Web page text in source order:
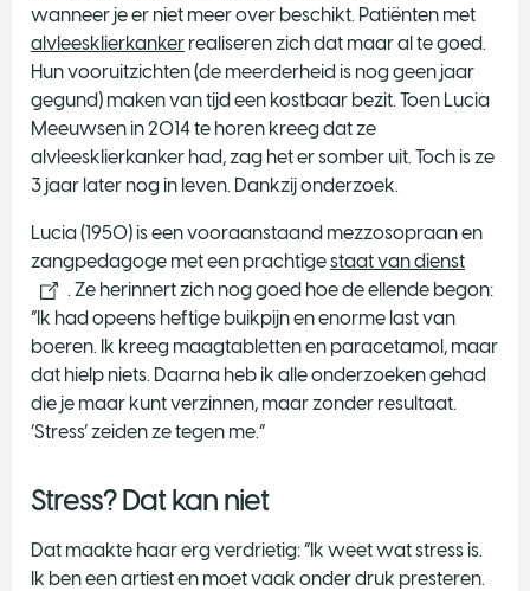
wanneer je er niet meer over beschikt. Patiënten met
alvleesklierkanker realiseren zich dat maar al te goed.
Hun vooruitzichten (de meerderheid is nog geen jaar
gegund) maken van tijd een kostbaar bezit. Toen Lucia
Meeuwsen in 2014 te horen kreeg dat ze
alvleesklierkanker had, zag het er somber uit. Toch is ze
3 jaar later nog in leven. Dankzij onderzoek.
Lucia (1950) is een vooraanstaand mezzosopraan en
zangpedagoge met een prachtigestaat van dienst
. Ze herinnert zich nog goed hoe de ellende begon:
“Ik had opeens heftige buikpijn en enorme last van
boeren. Ik kreeg maagtabletten en paracetamol, maar
dat hielp niets. Daarna heb ik alle onderzoeken gehad
die je maar kunt verzinnen, maar zonder resultaat.
‘Stress’ zeiden ze tegen me.”
Stress? Dat kan niet
Dat maakte haar erg verdrietig: “Ik weet wat stress is.
Ik ben een artiest en moet vaak onder druk presteren.